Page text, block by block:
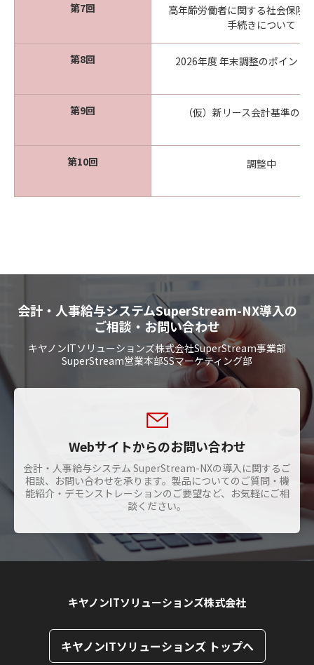
第7回
高年齢労働者に関する社会保険
手続きについて
第8回 2026年度 年末調整のポイント
第9回 （仮）新リース会計基準の
第10回 調整中
会計・人事給与システムSuperStream-NX導入の
ご相談・お問い合わせ
キヤノンITソリューションズ株式会社SuperStream事業部
SuperStream営業本部SSマーケティング部
Webサイトからのお問い合わせ
会計・人事給与システム SuperStream-NXの導入に関するご
相談、お問い合わせを承ります。製品についてのご質問・機
能紹介・デモンストレーションのご要望など、お気軽にご相
談ください。
キヤノンITソリューションズ株式会社
キヤノンITソリューションズ トップへ